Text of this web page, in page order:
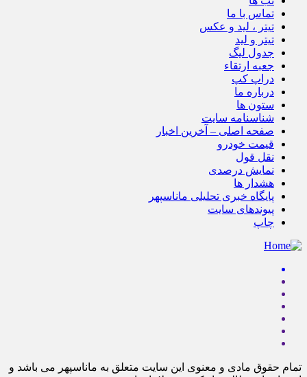
تماس با ما
تیتر ، لید و عکس
تیتر و لید
جدول لیگ
جعبه ارتقاء
دراپ کپ
درباره ما
ستون ها
شناسنامه سایت
صفحه اصلی – آخرین اخبار
قیمت خودرو
نقل قول
نمایش درصدی
هشدار ها
پایگاه خبری تحلیلی ماناسپهر
پیوندهای سایت
چاپ
تمام حقوق مادی و معنوی این سایت متعلق به ماناسپهر می باشد و